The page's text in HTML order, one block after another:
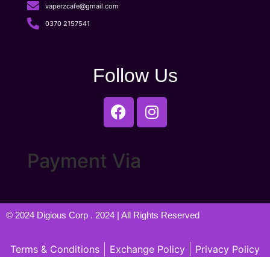
vaperzcafe@gmail.com
0370 2157541
Follow Us
Payment Via
© 2024 Digious Corp . 2024 | All Rights Reserved
Terms & Conditions Exchange Policy Privacy Policy